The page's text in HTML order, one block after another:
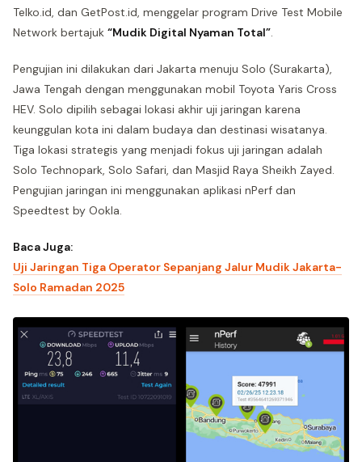
Telko.id, dan GetPost.id, menggelar program Drive Test Mobile
Network bertajuk “Mudik Digital Nyaman Total”.
Pengujian ini dilakukan dari Jakarta menuju Solo (Surakarta),
Jawa Tengah dengan menggunakan mobil Toyota Yaris Cross
HEV. Solo dipilih sebagai lokasi akhir uji jaringan karena
keunggulan kota ini dalam budaya dan destinasi wisatanya.
Tiga lokasi strategis yang menjadi fokus uji jaringan adalah
Solo Technopark, Solo Safari, dan Masjid Raya Sheikh Zayed.
Pengujian jaringan ini menggunakan aplikasi nPerf dan
Speedtest by Ookla.
Baca Juga:
Uji Jaringan Tiga Operator Sepanjang Jalur Mudik Jakarta-
Solo Ramadan 2025